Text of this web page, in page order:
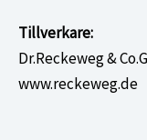
Tillverkare:
Dr.Reckeweg &
www.reckeweg.de